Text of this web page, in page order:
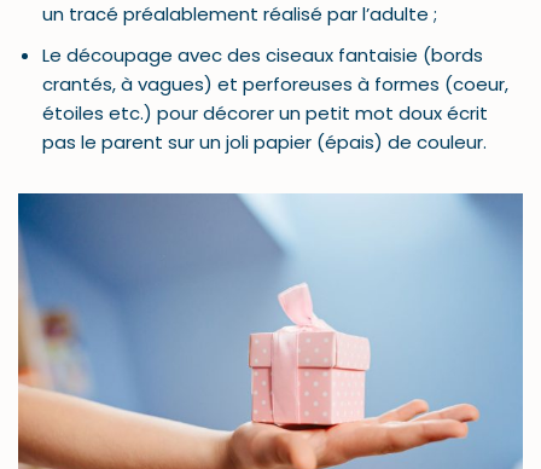
un tracé préalablement réalisé par l’adulte ;
Le découpage avec des ciseaux fantaisie (bords
crantés, à vagues) et perforeuses à formes (coeur,
étoiles etc.) pour décorer un petit mot doux écrit
pas le parent sur un joli papier (épais) de couleur.